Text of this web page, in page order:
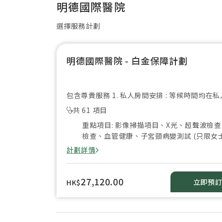
明德國際醫院
選擇服務計劃
明德國際醫院 - 白金保障計劃
包含尊貴服務 1. 私人房間安排 : 等候時間均在私
內2. 一對一跟進 : 提供​​電話或面對面諮詢3. 提供
點 : 完成體檢後提供
共 61 項目
重點項目: 影像掃描項目、X光、超聲波檢
檢查、血管健康、子宮頸病變測試 (只限女
計劃詳情
HK$27,120.00 立即預訂